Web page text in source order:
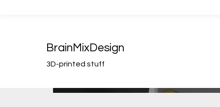
BrainMixDesign
3D-printed stuff